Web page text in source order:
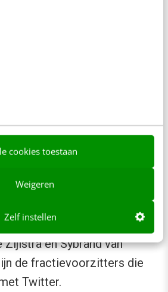
cookies toestaan
Weigeren
Zelf instellen
analyse kunnen we
Samsom de actiefste
is. In 2013 heeft hij de
en is hij veruit het
met zijn achterban
Zijlstra en Sybrand van
de fractievoorzitters die
Twitter.